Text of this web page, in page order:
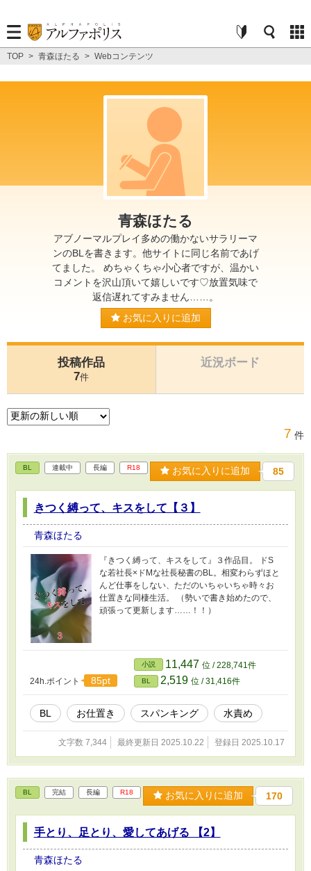
TOP > 青森ほたる > Webコンテンツ
青森ほたる
アブノーマルプレイ多めの働かないサラリーマ
ンのBLを書きます。他サイトに同じ名前であげ
てました。 めちゃくちゃ小心者ですが、温かい
コメントを沢山頂いて嬉しいです♡放置気味で
返信遅れてすみません……。
お気に入りに追加
投稿作品
7件
近況ボード
7 件
BL 連載中 長編 R18 お気に入りに追加 85
きつく縛って、キスをして【３】
青森ほたる
『きつく縛って、キスをして』３作品目。 ドS
な若社長×ドMな社長秘書のBL。相変わらずほと
んど仕事をしない、ただのいちゃいちゃ時々お
仕置きな同棲生活。 （勢いで書き始めたので、
頑張って更新します……！！）
24h.ポイント 85pt
小説 11,447 位 / 228,741件
BL 2,519 位 / 31,416件
BL お仕置き スパンキング 水責め
文字数 7,344 最終更新日 2025.10.22 登録日 2025.10.17
BL 完結 長編 R18 お気に入りに追加 170
手とり、足とり、愛してあげる 【2】
青森ほたる